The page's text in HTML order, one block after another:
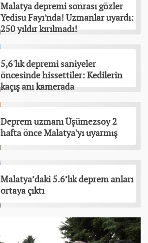
Malatya depremi sonrası gözler
Yedisu Fayı’nda! Uzmanlar uyardı:
250 yıldır kırılmadı!
5,6'lık depremi saniyeler
öncesinde hissettiler: Kedilerin
kaçış anı kamerada
Deprem uzmanı Üşümezsoy 2
hafta önce Malatya'yı uyarmış
Malatya’daki 5.6’lık deprem anları
ortaya çıktı